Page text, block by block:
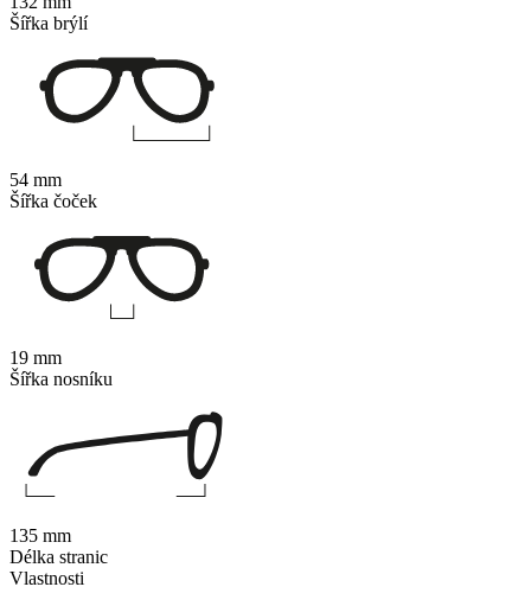
Vlastnosti
Šířka brýlí
54 mm
Šířka čoček
19 mm
Šířka nosníku
135 mm
Délka stranic